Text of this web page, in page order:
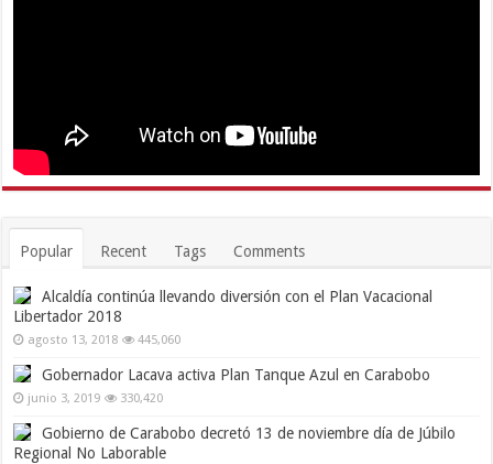
Popular Recent Tags Comments
Alcaldía continúa llevando diversión con el Plan Vacacional
Libertador 2018
agosto 13, 2018 445,060
Gobernador Lacava activa Plan Tanque Azul en Carabobo
junio 3, 2019 330,420
Gobierno de Carabobo decretó 13 de noviembre día de Júbilo
Regional No Laborable